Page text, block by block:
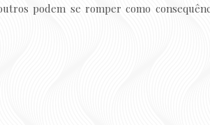
podem se romper como